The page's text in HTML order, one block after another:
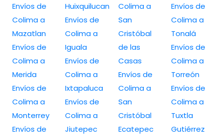
Envíos de
Colima a
Mazatlan
Envíos de
Colima a
Merida
Envíos de
Colima a
Monterrey
Envíos de
Huixquilucan
Envíos de
Colima a
Iguala
Envíos de
Colima a
Ixtapaluca
Envíos de
Colima a
Jiutepec
Colima a
San
Cristóbal
de las
Casas
Envíos de
Colima a
San
Cristóbal
Ecatepec
Envíos de
Colima a
Tonalá
Envíos de
Colima a
Torreón
Envíos de
Colima a
Tuxtla
Gutiérrez